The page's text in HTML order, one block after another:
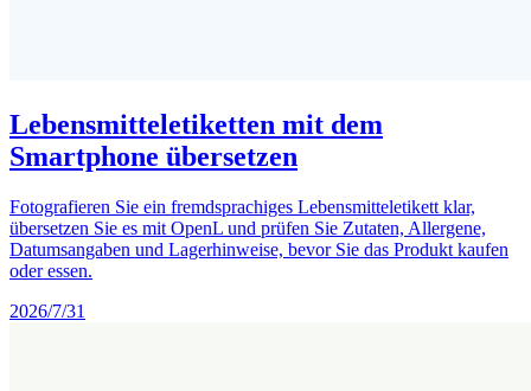
Lebensmitteletiketten mit dem
Smartphone übersetzen
Fotografieren Sie ein fremdsprachiges Lebensmitteletikett klar,
übersetzen Sie es mit OpenL und prüfen Sie Zutaten, Allergene,
Datumsangaben und Lagerhinweise, bevor Sie das Produkt kaufen
oder essen.
2026/7/31